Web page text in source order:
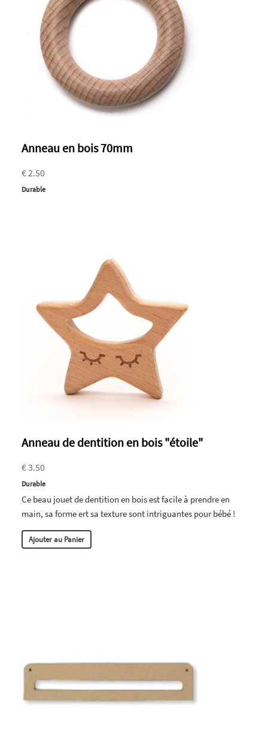
Anneau en bois 70mm
€ 2.50
Durable
Anneau de dentition en bois "étoile"
€ 3.50
Durable
Ce beau jouet de dentition en bois est facile à prendre en
main, sa forme ert sa texture sont intriguantes pour bébé !
Ajouter au Panier